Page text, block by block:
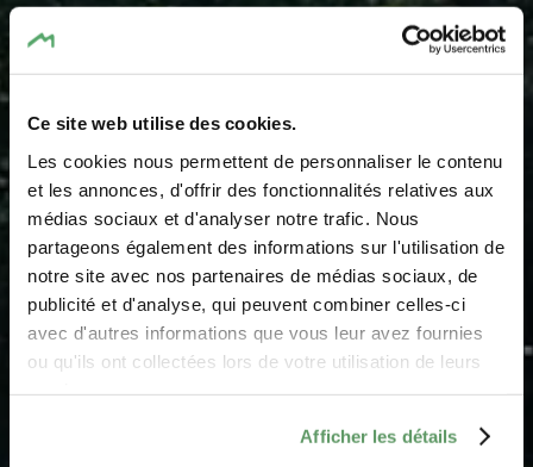
Ce site web utilise des cookies.
Les cookies nous permettent de personnaliser le contenu
et les annonces, d'offrir des fonctionnalités relatives aux
médias sociaux et d'analyser notre trafic. Nous
partageons également des informations sur l'utilisation de
notre site avec nos partenaires de médias sociaux, de
publicité et d'analyse, qui peuvent combiner celles-ci
avec d'autres informations que vous leur avez fournies
ou qu'ils ont collectées lors de votre utilisation de leurs
Afficher les détails
Drinkfontein Beaufort
Waar? Grand Rue, L-6310 Beaufort